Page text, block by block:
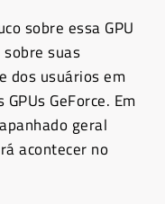
sobre essa GPU
suas
dos usuários em
GeForce. Em
geral
acontecer no